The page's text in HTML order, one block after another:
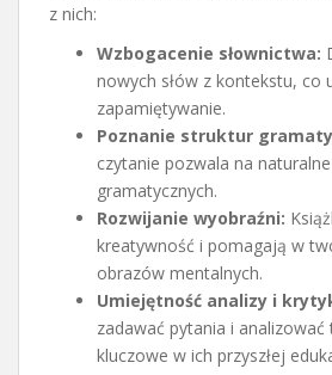
z nich:
Wzbogacenie słownictwa:
nowych słów z kontekstu, co
zapamiętywanie.
Poznanie struktur
czytanie pozwala na
gramatycznych.
Rozwijanie wyobraźni:
kreatywność i pomagają w
obrazów mentalnych.
Umiejętność analizy i
zadawać pytania i
kluczowe w ich przyszłej